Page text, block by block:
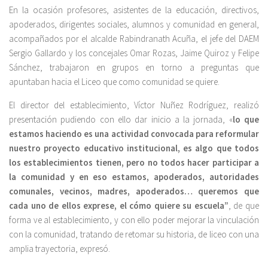
En la ocasión profesores, asistentes de la educación, directivos,
apoderados, dirigentes sociales, alumnos y comunidad en general,
acompañados por el alcalde Rabindranath Acuña, el jefe del DAEM
Sergio Gallardo y los concejales Omar Rozas, Jaime Quiroz y Felipe
Sánchez, trabajaron en grupos en torno a preguntas que
apuntaban hacia el Liceo que como comunidad se quiere.
El director del establecimiento, Víctor Nuñez Rodríguez, realizó
presentación pudiendo con ello dar inicio a la jornada, «lo que
estamos haciendo es una actividad convocada para reformular
nuestro proyecto educativo institucional, es algo que todos
los establecimientos tienen, pero no todos hacer participar a
la comunidad y en eso estamos, apoderados, autoridades
comunales, vecinos, madres, apoderados… queremos que
cada uno de ellos exprese, el cómo quiere su escuela” , de que
forma ve al establecimiento, y con ello poder mejorar la vinculación
con la comunidad, tratando de retomar su historia, de liceo con una
amplia trayectoria, expresó.